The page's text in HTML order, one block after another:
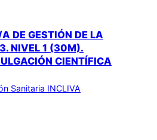
DE GESTIÓN DE LA
NIVEL 1 (30M).
CIENTÍFICA
Sanitaria INCLIVA